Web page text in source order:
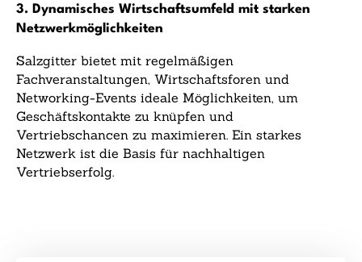
3. Dynamisches Wirtschaftsumfeld mit starken
Netzwerkmöglichkeiten
Salzgitter bietet mit regelmäßigen
Fachveranstaltungen, Wirtschaftsforen und
Networking-Events ideale Möglichkeiten, um
Geschäftskontakte zu knüpfen und
Vertriebschancen zu maximieren. Ein starkes
Netzwerk ist die Basis für nachhaltigen
Vertriebserfolg.